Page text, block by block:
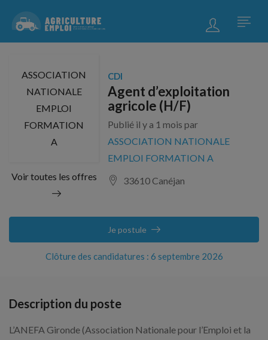
ASSOCIATION
NATIONALE
EMPLOI
FORMATION
A
Voir toutes les offres
CDI
Agent d’exploitation
agricole (H/F)
Publié il y a 1 mois par
ASSOCIATION NATIONALE
EMPLOI FORMATION A
33610 Canéjan
Clôture des candidatures : 6 septembre 2026
Je postule
Description du poste
L’ANEFA Gironde (Association Nationale pour l’Emploi et la